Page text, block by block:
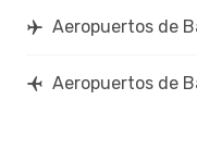
Aeropuertos de
Aeropuertos de